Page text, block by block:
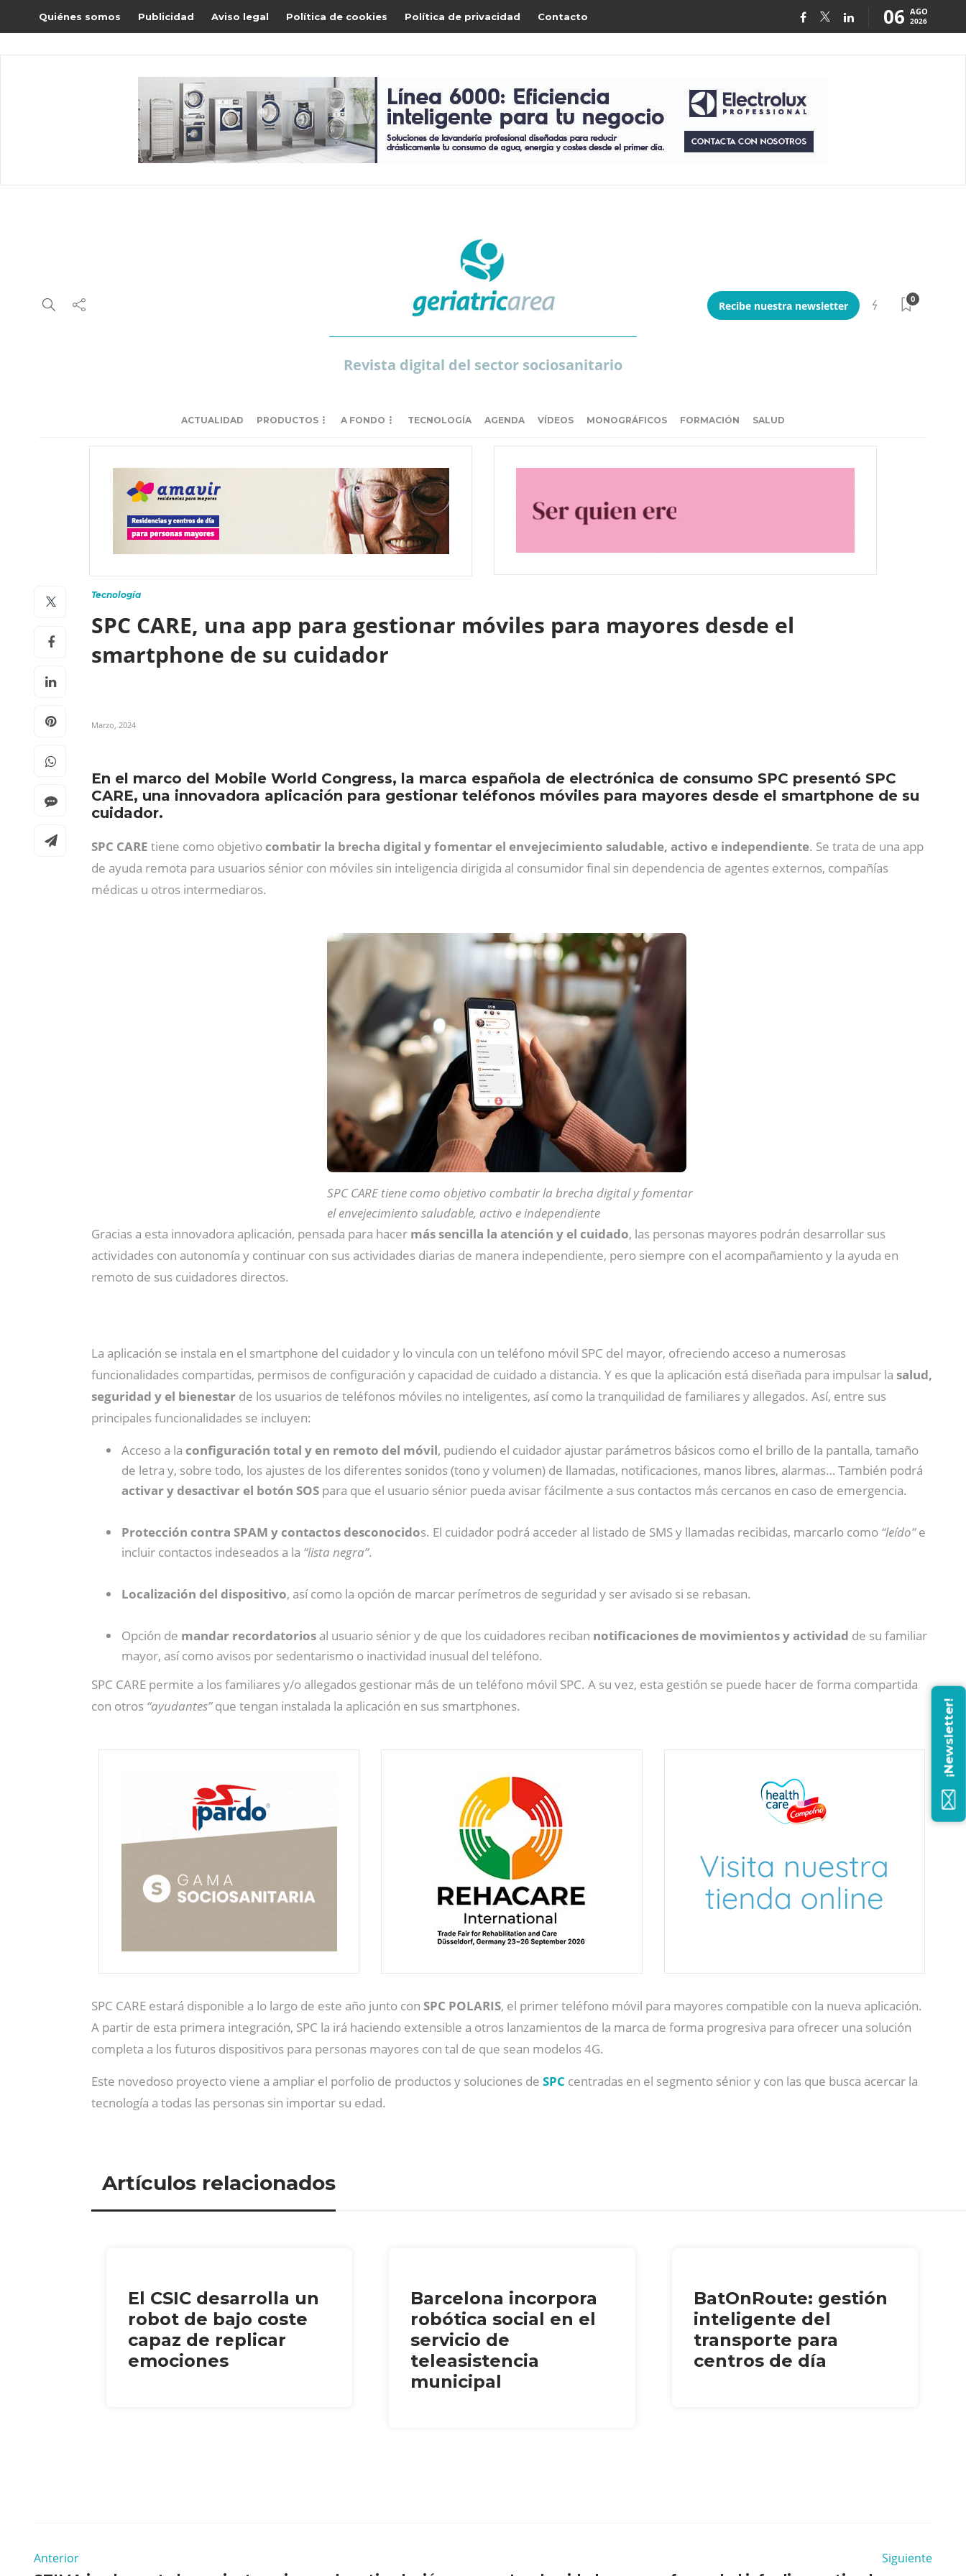
Quiénes somos Publicidad Aviso legal Política de cookies Política de privacidad Contacto 06 AGO
2026
Revista digital del sector sociosanitario
Recibe nuestra newsletter
0
ACTUALIDAD PRODUCTOS A FONDO TECNOLOGÍA AGENDA VÍDEOS MONOGRÁFICOS FORMACIÓN SALUD
Tecnología
SPC CARE, una app para gestionar móviles para mayores desde el
smartphone de su cuidador
Marzo, 2024
En el marco del Mobile World Congress, la marca española de electrónica de consumo SPC presentó SPC
CARE, una innovadora aplicación para gestionar teléfonos móviles para mayores desde el smartphone de su
cuidador.
SPC CARE tiene como objetivocombatir la brecha digital y fomentar el envejecimiento saludable, activo e independiente. Se trata de una app
de ayuda remota para usuarios sénior con móviles sin inteligencia dirigida al consumidor final sin dependencia de agentes externos, compañías
médicas u otros intermediaros.
SPC CARE tiene como objetivo combatir la brecha digital y fomentar
el envejecimiento saludable, activo e independiente
Gracias a esta innovadora aplicación, pensada para hacer más sencilla la atención y el cuidado, las personas mayores podrán desarrollar sus
actividades con autonomía y continuar con sus actividades diarias de manera independiente, pero siempre con el acompañamiento y la ayuda en
remoto de sus cuidadores directos.
La aplicación se instala en el smartphone del cuidador y lo vincula con un teléfono móvil SPC del mayor, ofreciendo acceso a numerosas
funcionalidades compartidas, permisos de configuración y capacidad de cuidado a distancia. Y es que la aplicación está diseñada para impulsar la salud,
seguridad y el bienestar de los usuarios de teléfonos móviles no inteligentes, así como la tranquilidad de familiares y allegados. Así, entre sus
principales funcionalidades se incluyen:
Acceso a la configuración total y en remoto del móvil, pudiendo el cuidador ajustar parámetros básicos como el brillo de la pantalla, tamaño
de letra y, sobre todo, los ajustes de los diferentes sonidos (tono y volumen) de llamadas, notificaciones, manos libres, alarmas… También podrá
activar y desactivar el botón SOS para que el usuario sénior pueda avisar fácilmente a sus contactos más cercanos en caso de emergencia.
Protección contra SPAM y contactos desconocidos. El cuidador podrá acceder al listado de SMS y llamadas recibidas, marcarlo como “leído”e
incluir contactos indeseados a la “lista negra”.
Localización del dispositivo, así como la opción de marcar perímetros de seguridad y ser avisado si se rebasan.
Opción de mandar recordatorios al usuario sénior y de que los cuidadores reciban notificaciones de movimientos y actividad de su familiar
mayor, así como avisos por sedentarismo o inactividad inusual del teléfono.
SPC CARE permite a los familiares y/o allegados gestionar más de un teléfono móvil SPC. A su vez, esta gestión se puede hacer de forma compartida
con otros “ayudantes”que tengan instalada la aplicación en sus smartphones.
SPC CARE estará disponible a lo largo de este año junto con SPC POLARIS, el primer teléfono móvil para mayores compatible con la nueva aplicación.
A partir de esta primera integración, SPC la irá haciendo extensible a otros lanzamientos de la marca de forma progresiva para ofrecer una solución
completa a los futuros dispositivos para personas mayores con tal de que sean modelos 4G.
Este novedoso proyecto viene a ampliar el porfolio de productos y soluciones de SPC centradas en el segmento sénior y con las que busca acercar la
tecnología a todas las personas sin importar su edad.
Artículos relacionados
El CSIC desarrolla un
robot de bajo coste
capaz de replicar
emociones
Barcelona incorpora
robótica social en el
servicio de
teleasistencia
municipal
BatOnRoute: gestión
inteligente del
transporte para
centros de día
Anterior Siguiente
¡Newsletter!